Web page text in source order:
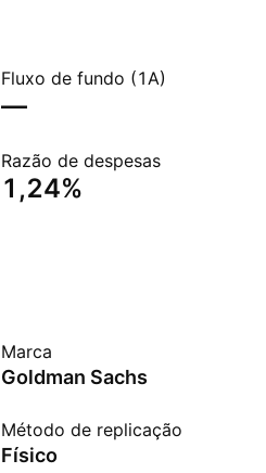
Fluxo de fundo (1A)
—
Razão de despesas
1,24%
Marca
Goldman Sachs
Método de replicação
Físico